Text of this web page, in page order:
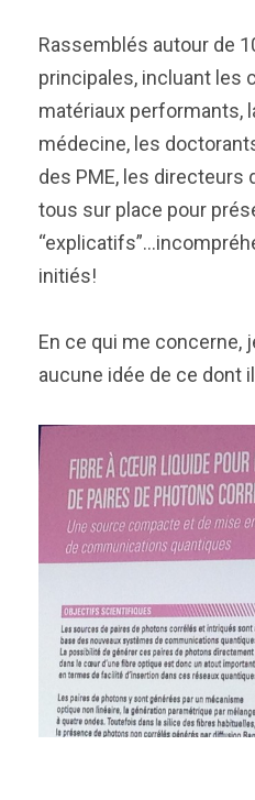
Rassemblés autour de
principales, incluant les
matériaux performants,
médecine, les
des PME, les directeurs
tous sur place pour
initiés!
En ce qui me concerne,
aucune idée de ce dont il